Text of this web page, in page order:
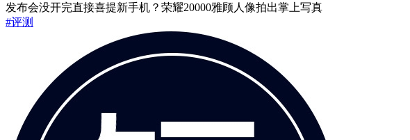
发布会没开完直接喜提新手机？荣耀20000雅顾人像拍出掌上写真
#评测